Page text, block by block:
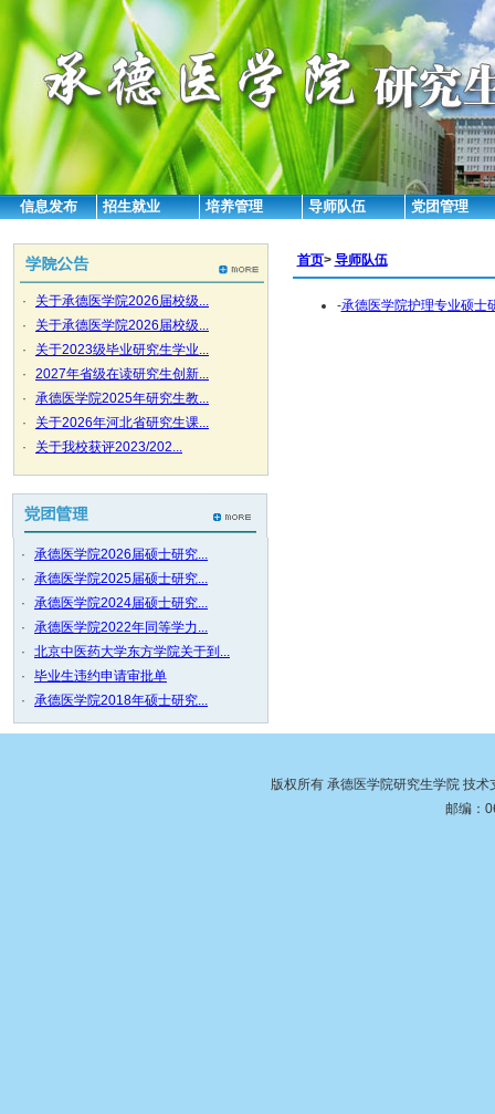
信息发布 招生就业 培养管理 导师队伍 党团管理
·
关于承德医学院2026届校级...
·
关于承德医学院2026届校级...
·
关于2023级毕业研究生学业...
·
2027年省级在读研究生创新...
·
承德医学院2025年研究生教...
·
关于2026年河北省研究生课...
·
关于我校获评2023/202...
·
承德医学院2026届硕士研究...
·
承德医学院2025届硕士研究...
·
承德医学院2024届硕士研究...
·
承德医学院2022年同等学力...
·
北京中医药大学东方学院关于到...
·
毕业生违约申请审批单
·
承德医学院2018年硕士研究...
首页> 导师队伍
-承德医学院护理专业硕士
版权所有 承德医学院研究生学院 技
邮编：